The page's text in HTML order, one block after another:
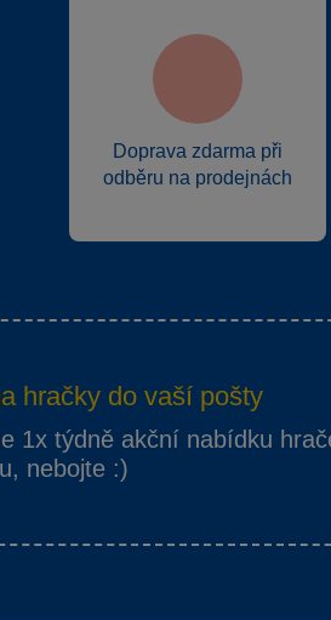
Doprava zdarma při
odběru na prodejnách
hračky do vaší pošty
1x týdně akční nabídku
nebojte :)